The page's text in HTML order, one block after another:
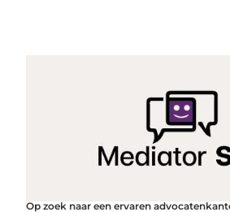
Op zoek naar een ervaren